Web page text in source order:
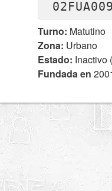
Turno: Matutino
Zona: Urbano
Estado: Inactivo
Fundada en